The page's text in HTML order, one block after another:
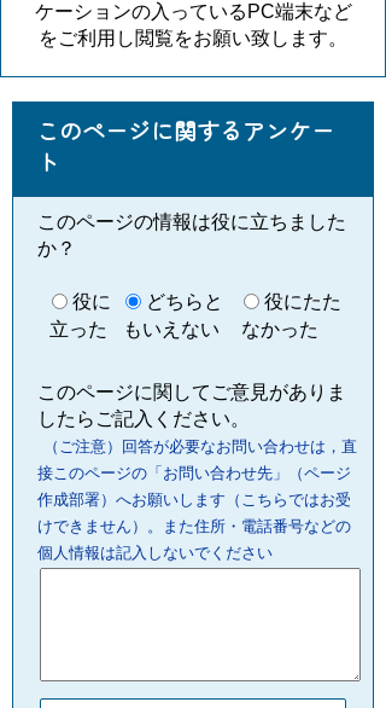
ケーションの入っているPC端末など
をご利用し閲覧をお願い致します。
このページに関するアンケー
ト
このページの情報は役に立ちました
か？
役に
立った
どちらと
もいえない
役にたた
なかった
このページに関してご意見がありま
したらご記入ください。
（ご注意）回答が必要なお問い合わせは，直
接このページの「お問い合わせ先」（ページ
作成部署）へお願いします（こちらではお受
けできません）。また住所・電話番号などの
個人情報は記入しないでください